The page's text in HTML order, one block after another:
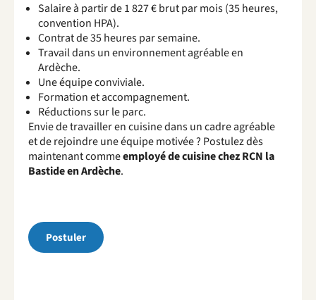
Salaire à partir de 1 827 € brut par mois (35 heures,
convention HPA).
Contrat de 35 heures par semaine.
Travail dans un environnement agréable en
Ardèche.
Une équipe conviviale.
Formation et accompagnement.
Réductions sur le parc.
Envie de travailler en cuisine dans un cadre agréable
et de rejoindre une équipe motivée ? Postulez dès
maintenant commeemployé de cuisine chez RCN la
Bastide en Ardèche.
Postuler